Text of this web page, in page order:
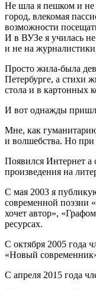
Не шла я пешком и не
город, влекомая
возможности
И в ВУЗе я училась
и не на
Просто жила-была
Петербурге, а стихи
стола и в картонных
И вот однажды
Мне, как
и волшебства. Но
Появился Интернет а
произведения на
С мая 2003 я
современной поэзии
хочет автор»,
ресурсах.
С октября 2005 года
«Новый
С апреля 2015 года